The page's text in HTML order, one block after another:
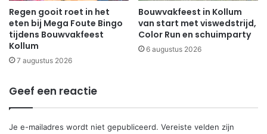
Regen gooit roet in het
eten bij Mega Foute Bingo
tijdens Bouwvakfeest
Kollum
7 augustus 2026
Bouwvakfeest in Kollum
van start met viswedstrijd,
Color Run en schuimparty
6 augustus 2026
Geef een reactie
Je e-mailadres wordt niet gepubliceerd. Vereiste velden zijn